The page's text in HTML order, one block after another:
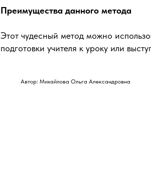
Преимущества данного метода
Этот чудесный метод можно
подготовки учителя к уроку или
Автор: Михайлова Ольга Александровна